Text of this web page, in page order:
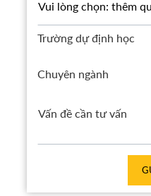
Trường dự định học
Chuyên ngành